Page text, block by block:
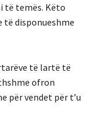
të temës. Këto
të disponueshme
të lartë të
ofron
për vendet për t’u